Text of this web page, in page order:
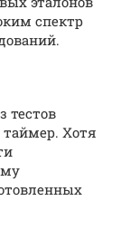
спектр
тестов
таймер. Хотя